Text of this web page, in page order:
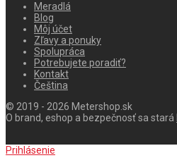
Meradlá
Blog
Môj účet
Zľavy a ponuky
Spolupráca
Potrebujete poradiť?
Kontakt
Čeština
© 2019 - 2026 Metershop.sk
O brand, eshop a bezpečnosť sa stará
Prihlásenie